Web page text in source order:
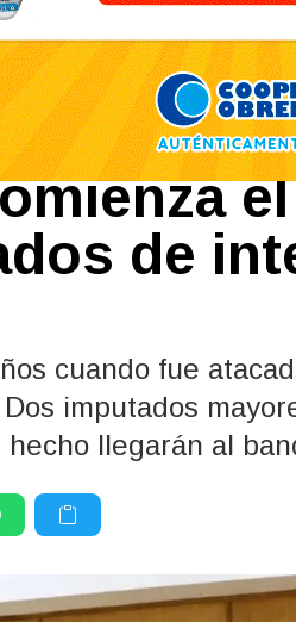
a la
de
cuando fue
imputados
hecho llegarán al